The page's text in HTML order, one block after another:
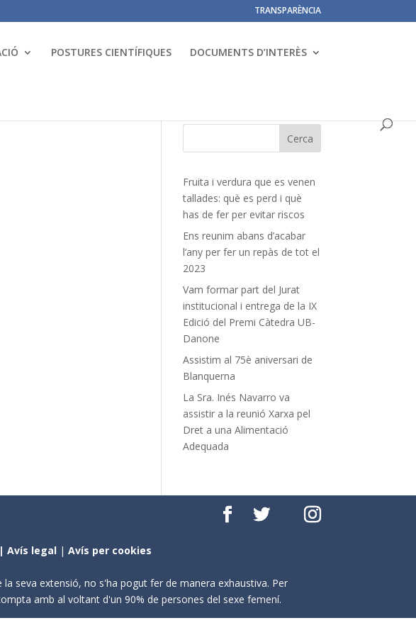
TRANSPARÈNCIA
POSTURES CIENTÍFIQUES DOCUMENTS D’INTERÈS
Fruita i verdura que es venen
tallades: què es perd i què
has de fer per evitar riscos
Ens reunim abans d’acabar
l’any per fer un repàs de tot el
2023
Vam formar part del Jurat
institucional i entrega de la IX
Edició del Premi Càtedra UB-
Danone
Assistim al 75è aniversari de
Blanquerna
La Sra. Inés Navarro va
assistir a la reunió Xarxa pel
Dret a una Alimentació
Adequada
|Avís legal |Avís per cookies
seva extensió, no s'ha pogut fer de manera exhaustiva. Per
amb al voltant d'un 90% de persones del sexe femení.